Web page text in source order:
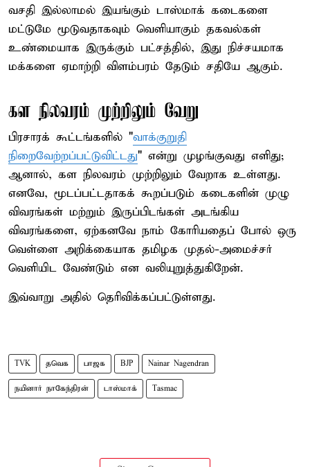
வசதி இல்லாமல் இயங்கும் டாஸ்மாக் கடைகளை
மட்டுமே மூடுவதாகவும் வெளியாகும் தகவல்கள்
உண்மையாக இருக்கும் பட்சத்தில், இது நிச்சயமாக
மக்களை ஏமாற்றி விளம்பரம் தேடும் சதியே ஆகும்.
கள நிலவரம் முற்றிலும் வேறு
பிரசாரக் கூட்டங்களில் "வாக்குறுதி
நிறைவேற்றப்பட்டுவிட்டது" என்று முழங்குவது எளிது;
ஆனால், கள நிலவரம் முற்றிலும் வேறாக உள்ளது.
எனவே, மூடப்பட்டதாகக் கூறப்படும் கடைகளின் முழு
விவரங்கள் மற்றும் இருப்பிடங்கள் அடங்கிய
விவரங்களை, ஏற்கனவே நாம் கோரியதைப் போல் ஒரு
வெள்ளை அறிக்கையாக தமிழக முதல்-அமைச்சர்
வெளியிட வேண்டும் என வலியுறுத்துகிறேன்.
இவ்வாறு அதில் தெரிவிக்கப்பட்டுள்ளது.
TVK தவெக பாஜக BJP Nainar Nagendran
நயினார் நாகேந்திரன் டாஸ்மாக் Tasmac